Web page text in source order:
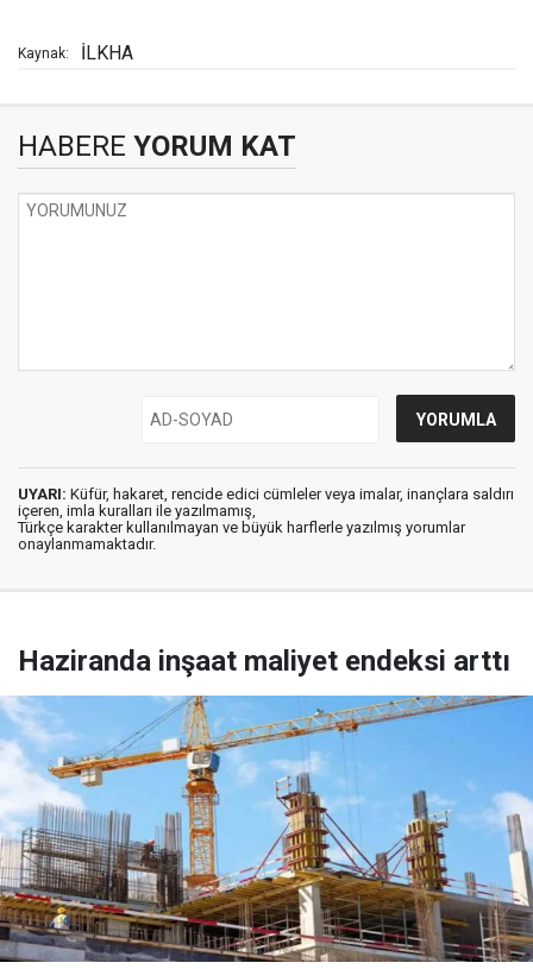
Kaynak: İLKHA
HABERE YORUM KAT
UYARI: Küfür, hakaret, rencide edici cümleler veya imalar, inançlara saldırı
içeren, imla kuralları ile yazılmamış,
Türkçe karakter kullanılmayan ve büyük harflerle yazılmış yorumlar
onaylanmamaktadır.
Haziranda inşaat maliyet endeksi arttı